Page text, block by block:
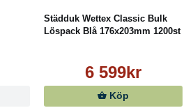
Städduk Wettex Classic Bulk
Löspack Blå 176x203mm 1200st
6 599kr
Köp